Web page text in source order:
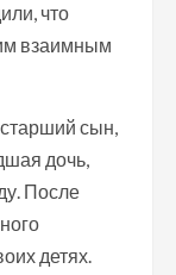
что
взаимным
сын,
дочь,
После
детях.